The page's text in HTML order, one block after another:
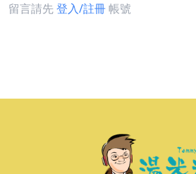
留言請先登入/註冊帳號